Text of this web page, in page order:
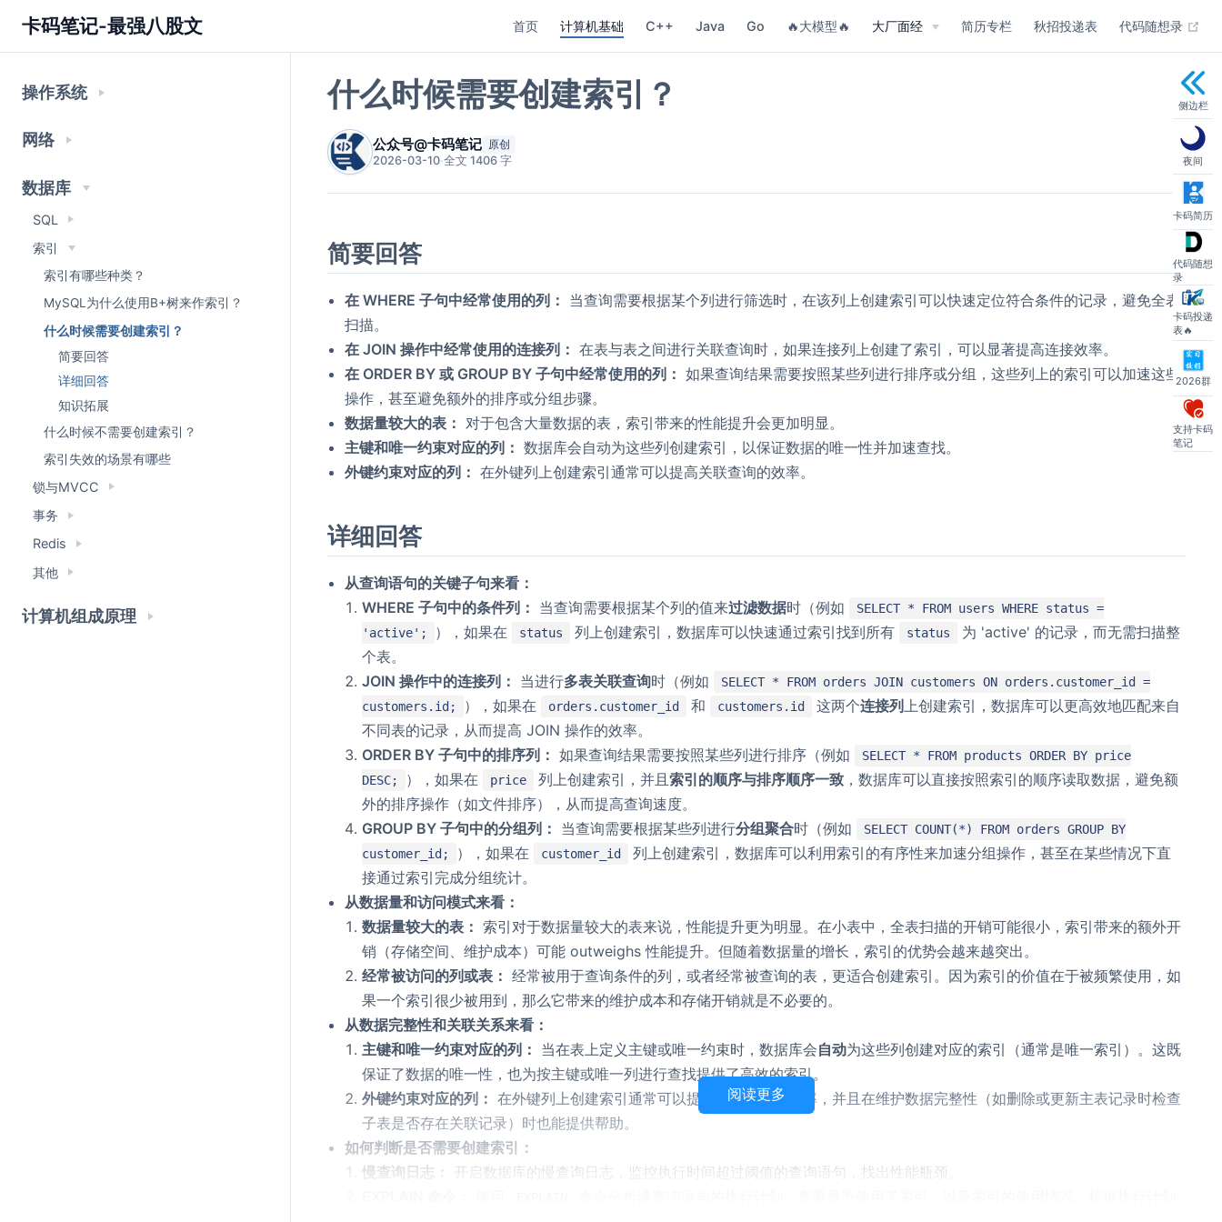
卡码笔记-最强八股文 首页 计算机基础 C++ Java Go 🔥大模型🔥 大厂面经 简历专栏 秋招投递表 代码随想录
操作系统
网络
数据库
SQL
索引
索引有哪些种类？
MySQL为什么使用B+树来作索引？
什么时候需要创建索引？
简要回答
详细回答
知识拓展
什么时候不需要创建索引？
索引失效的场景有哪些
锁与MVCC
事务
Redis
其他
计算机组成原理
什么时候需要创建索引？
公众号@卡码笔记 原创
2026-03-10·全文 1406 字
简要回答
在 WHERE 子句中经常使用的列： 当查询需要根据某个列进行筛选时，在该列上创建索引可以快速定位符合条件的记录，避免全表
扫描。
在 JOIN 操作中经常使用的连接列： 在表与表之间进行关联查询时，如果连接列上创建了索引，可以显著提高连接效率。
在 ORDER BY 或 GROUP BY 子句中经常使用的列： 如果查询结果需要按照某些列进行排序或分组，这些列上的索引可以加速这些
操作，甚至避免额外的排序或分组步骤。
数据量较大的表： 对于包含大量数据的表，索引带来的性能提升会更加明显。
主键和唯一约束对应的列： 数据库会自动为这些列创建索引，以保证数据的唯一性并加速查找。
外键约束对应的列： 在外键列上创建索引通常可以提高关联查询的效率。
详细回答
从查询语句的关键子句来看：
WHERE 子句中的条件列： 当查询需要根据某个列的值来过滤数据时（例如
SELECT * FROM users WHERE status =
'active';
），如果在 status 列上创建索引，数据库可以快速通过索引找到所有 status
为 'active' 的记录，而无需扫描整
个表。
JOIN 操作中的连接列： 当进行多表关联查询时（例如
SELECT * FROM orders JOIN customers ON orders.customer_id =
customers.id;
），如果在 orders.customer_id 和 customers.id 这两个连接列 上创建索引，数据库可以更高效地匹配来自
不同表的记录，从而提高 JOIN 操作的效率。
ORDER BY 子句中的排序列： 如果查询结果需要按照某些列进行排序（例如
SELECT * FROM products ORDER BY price
DESC;
），如果在 price 列上创建索引，并且索引的顺序与排序顺序一致 ，数据库可以直接按照索引的顺序读取数据，避免额
外的排序操作（如文件排序），从而提高查询速度。
GROUP BY 子句中的分组列： 当查询需要根据某些列进行分组聚合时（例如
SELECT COUNT(*) FROM orders GROUP BY
customer_id;
），如果在 customer_id
列上创建索引，数据库可以利用索引的有序性来加速分组操作，甚至在某些情况下直
接通过索引完成分组统计。
从数据量和访问模式来看：
数据量较大的表： 索引对于数据量较大的表来说，性能提升更为明显。在小表中，全表扫描的开销可能很小，索引带来的额外开
销（存储空间、维护成本）可能 outweighs 性能提升。但随着数据量的增长，索引的优势会越来越突出。
经常被访问的列或表： 经常被用于查询条件的列，或者经常被查询的表，更适合创建索引。因为索引的价值在于被频繁使用，如
果一个索引很少被用到，那么它带来的维护成本和存储开销就是不必要的。
从数据完整性和关联关系来看：
主键和唯一约束对应的列： 当在表上定义主键或唯一约束时，数据库会自动为这些列创建对应的索引（通常是唯一索引）。这既
保证了数据的唯一性，也为按主键或唯一列进行查找提供了高效的索引。
外键约束对应的列： 在外键列上创建索引通常可以提高关联查询的效率，并且在维护数据完整性（如删除或更新主表记录时检查
子表是否存在关联记录）时也能提供帮助。
如何判断是否需要创建索引：
慢查询日志：
开启数据库的慢查询日志，监控执行时间超过阈值的查询语句，找出性能瓶颈。
阅读更多
侧边栏
夜间
卡码简历
代码随想
录
卡码投递
表🔥
2026群
支持卡码
笔记